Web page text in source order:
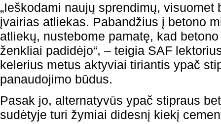
„Ieškodami naujų sprendimų, visuomet
įvairias atliekas. Pabandžius į betono
atliekų, nustebome pamatę, kad
ženkliai padidėjo“, – teigia SAF
kelerius metus aktyviai tiriantis ypač
panaudojimo būdus.
Pasak jo, alternatyvūs ypač stipraus
sudėtyje turi žymiai didesnį kiekį